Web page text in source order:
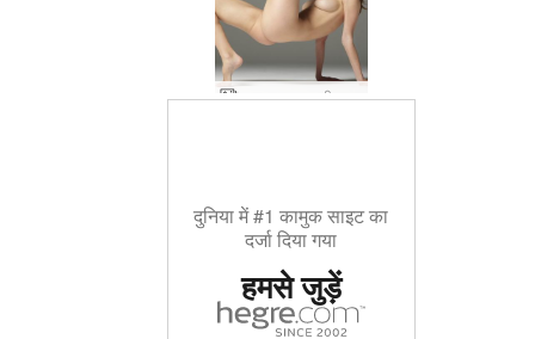
अन्ना एल नग्न शरीर गति में
दुनिया में #1 कामुक साइट का
दर्जा दिया गया
हमसे जुड़ें